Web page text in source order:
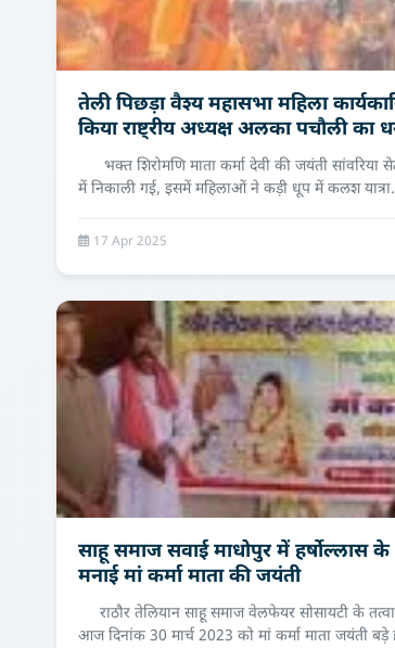
तेली पिछड़ा वैश्य महासभा महिला
किया राष्ट्रीय अध्यक्ष अलका पचौली का
भक्त शिरोमणि माता कर्मा देवी की जयंती सांवरिया
में निकाली गई, इसमें महिलाओं ने कड़ी धूप में कलश
17 Apr 2025
साहू समाज सवाई माधोपुर में हर्षोल्लास
मनाई मां कर्मा माता की जयंती
राठौर तेलियान साहू समाज वेलफेयर सोसायटी के
आज दिनांक 30 मार्च 2023 को मां कर्मा माता जयंती बड़े